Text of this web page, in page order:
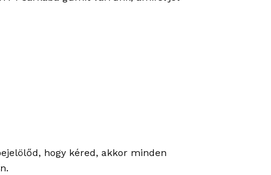
hogy kéred, akkor minden